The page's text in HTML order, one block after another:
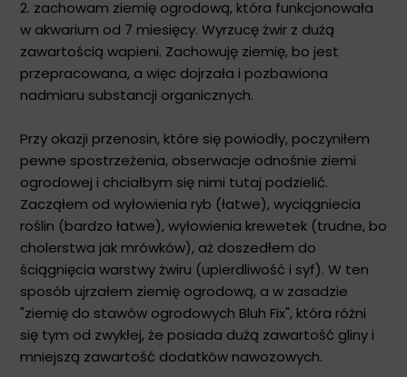
2. zachowam ziemię ogrodową, która funkcjonowała
w akwarium od 7 miesięcy. Wyrzucę żwir z dużą
zawartością wapieni. Zachowuję ziemię, bo jest
przepracowana, a więc dojrzała i pozbawiona
nadmiaru substancji organicznych.
Przy okazji przenosin, które się powiodły, poczyniłem
pewne spostrzeżenia, obserwacje odnośnie ziemi
ogrodowej i chciałbym się nimi tutaj podzielić.
Zacząłem od wyłowienia ryb (łatwe), wyciągniecia
roślin (bardzo łatwe), wyłowienia krewetek (trudne, bo
cholerstwa jak mrówków), aż doszedłem do
ściągnięcia warstwy żwiru (upierdliwość i syf). W ten
sposób ujrzałem ziemię ogrodową, a w zasadzie
"ziemię do stawów ogrodowych Bluh Fix", która różni
się tym od zwykłej, że posiada dużą zawartość gliny i
mniejszą zawartość dodatków nawozowych.